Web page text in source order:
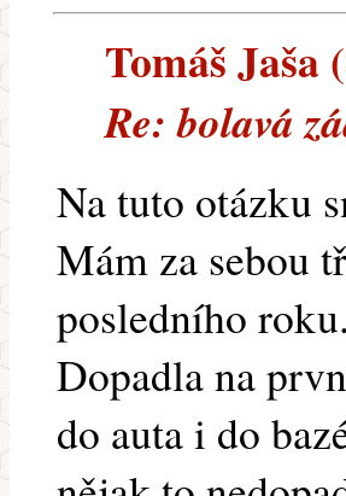
Tomáš Jaša
Re: bolavá
Na tuto otázku
Mám za sebou
posledního
Dopadla na
do auta i do